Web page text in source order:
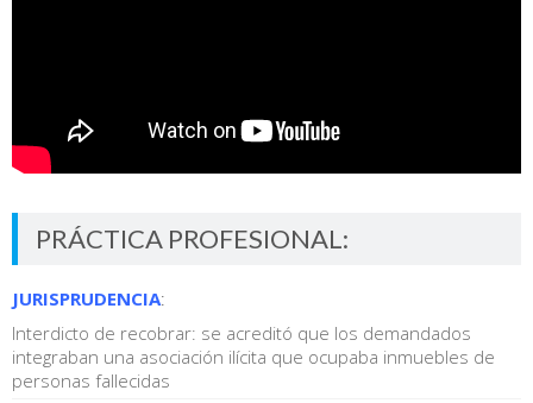
PRÁCTICA PROFESIONAL:
JURISPRUDENCIA:
Interdicto de recobrar: se acreditó que los demandados
integraban una asociación ilícita que ocupaba inmuebles de
personas fallecidas